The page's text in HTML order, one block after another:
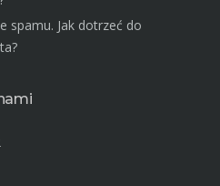
spamu. Jak dotrzeć do